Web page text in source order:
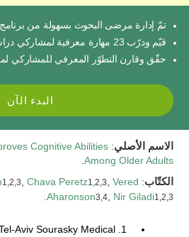
تمّ إدارة مرضى البحوث بسهولة من برنامج
قيّم ودرّب 23 مهارة معرفية لمشاركي دراستك
حقّق وقارن التطوّر المعرفي للمشاركي
البدء الآن
الاسم الأصلي:
Cognitive Abilities
Among Older Adults
الكتّاب:
1,2,3 Chava Peretz1,2,3
Vered
Aharonson3,4, Nir Giladi1,2,3
Aviv Sourasky Medical